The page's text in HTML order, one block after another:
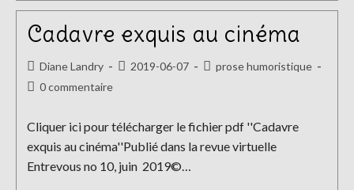
Cadavre exquis au cinéma
Auteur/autrice
de
Diane Landry
Publication
2019-06-07
Postprose humoristique
Commentaires
publication :
0 commentaire
Cliquer ici pour télécharger le fichier pdf ''Cadavre
exquis au cinéma''Publié dans la revue virtuelle
Entrevous no 10, juin 2019©…